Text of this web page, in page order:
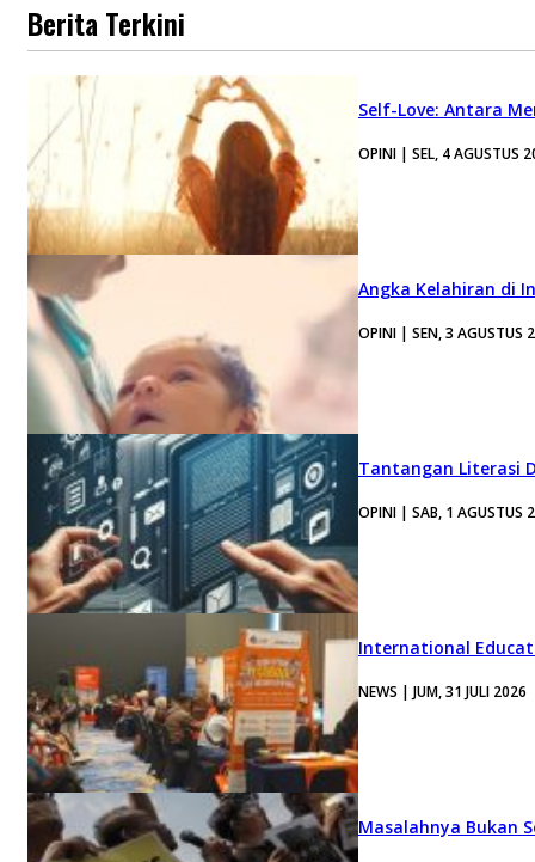
Berita Terkini
Self-Love: Antara
OPINI | SEL, 4 AGUSTUS
Angka Kelahiran di
OPINI | SEN, 3 AGUSTUS
Tantangan Literasi
OPINI | SAB, 1 AGUSTUS
International
NEWS | JUM, 31 JULI 2026
Masalahnya Bukan